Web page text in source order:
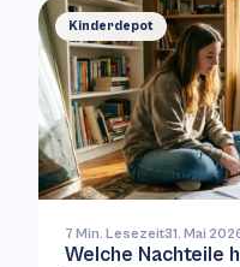
Kinderdepot
7 Min. Lesezeit31. Mai
Welche Nachteile